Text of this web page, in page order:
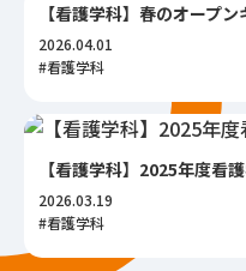
【看護学科】春のオープ
2026.04.01
#看護学科
【看護学科】2025年度看
2026.03.19
#看護学科